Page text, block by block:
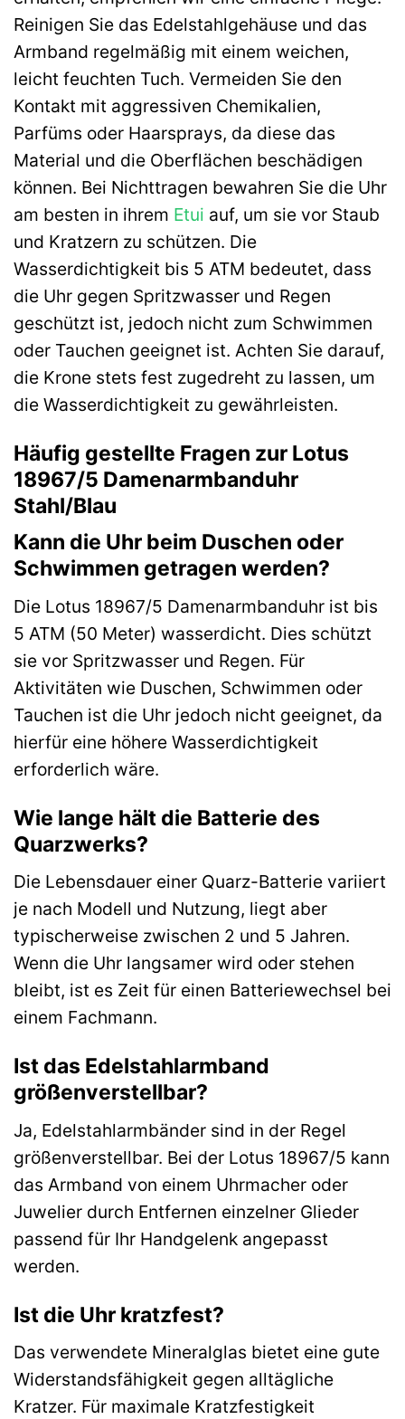
Reinigen Sie das Edelstahlgehäuse und das
Armband regelmäßig mit einem weichen,
leicht feuchten Tuch. Vermeiden Sie den
Kontakt mit aggressiven Chemikalien,
Parfüms oder Haarsprays, da diese das
Material und die Oberflächen beschädigen
können. Bei Nichttragen bewahren Sie die Uhr
am besten in ihrem Etui auf, um sie vor Staub
und Kratzern zu schützen. Die
Wasserdichtigkeit bis 5 ATM bedeutet, dass
die Uhr gegen Spritzwasser und Regen
geschützt ist, jedoch nicht zum Schwimmen
oder Tauchen geeignet ist. Achten Sie darauf,
die Krone stets fest zugedreht zu lassen, um
die Wasserdichtigkeit zu gewährleisten.
Häufig gestellte Fragen zur Lotus
18967/5 Damenarmbanduhr
Stahl/Blau
Kann die Uhr beim Duschen oder
Schwimmen getragen werden?
Die Lotus 18967/5 Damenarmbanduhr ist bis
5 ATM (50 Meter) wasserdicht. Dies schützt
sie vor Spritzwasser und Regen. Für
Aktivitäten wie Duschen, Schwimmen oder
Tauchen ist die Uhr jedoch nicht geeignet, da
hierfür eine höhere Wasserdichtigkeit
erforderlich wäre.
Wie lange hält die Batterie des
Quarzwerks?
Die Lebensdauer einer Quarz-Batterie variiert
je nach Modell und Nutzung, liegt aber
typischerweise zwischen 2 und 5 Jahren.
Wenn die Uhr langsamer wird oder stehen
bleibt, ist es Zeit für einen Batteriewechsel bei
einem Fachmann.
Ist das Edelstahlarmband
größenverstellbar?
Ja, Edelstahlarmbänder sind in der Regel
größenverstellbar. Bei der Lotus 18967/5 kann
das Armband von einem Uhrmacher oder
Juwelier durch Entfernen einzelner Glieder
passend für Ihr Handgelenk angepasst
werden.
Ist die Uhr kratzfest?
Das verwendete Mineralglas bietet eine gute
Widerstandsfähigkeit gegen alltägliche
Kratzer. Für maximale Kratzfestigkeit